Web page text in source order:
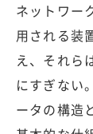
ネットワー
用される装
え、それら
にすぎない
ータの構造